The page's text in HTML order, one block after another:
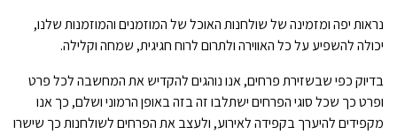
נראות יפה ומזמינה של שולחנות האוכל של המוזמנים והמוזמנות שלנו,
יכולה להשפיע על כל האווירה ולתרום לרוח חגיגית, שמחה וקלילה.
בדיוק כפי שבשזירת פרחים, אנו נוהגים להקדיש את המחשבה לכל פרט
ופרט כך שכל סוגי הפרחים ישתלבו זה בזה באופן הרמוני ושלם, כך אנו
מקפידים להיערך בקפידה לאירוע, ולעצב את הפרחים לשולחנות כך שישרו